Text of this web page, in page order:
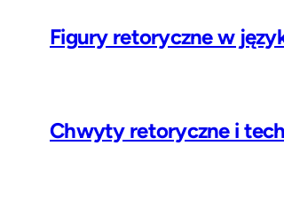
Figury retoryczne w
Chwyty retoryczne i